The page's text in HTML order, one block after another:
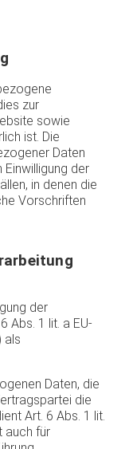
zur
sowie
ist. Die
Daten
der
in denen die
Vorschriften
der
Abs. 1 lit. a EU-
als
Daten, die
die
Art. 6 Abs. 1 lit.
auch für